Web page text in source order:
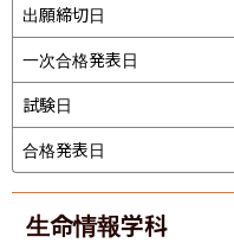
出願締切日
一次合格発表日
試験日
合格発表日
生命情報学科